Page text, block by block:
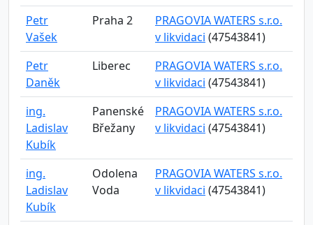
Petr
Vašek
Praha 2
PRAGOVIA WATERS s.r.o.
v likvidaci (47543841)
Petr
Daněk
Liberec
PRAGOVIA WATERS s.r.o.
v likvidaci (47543841)
ing.
Ladislav
Kubík
Panenské
Břežany
PRAGOVIA WATERS s.r.o.
v likvidaci (47543841)
ing.
Ladislav
Kubík
Odolena
Voda
PRAGOVIA WATERS s.r.o.
v likvidaci (47543841)